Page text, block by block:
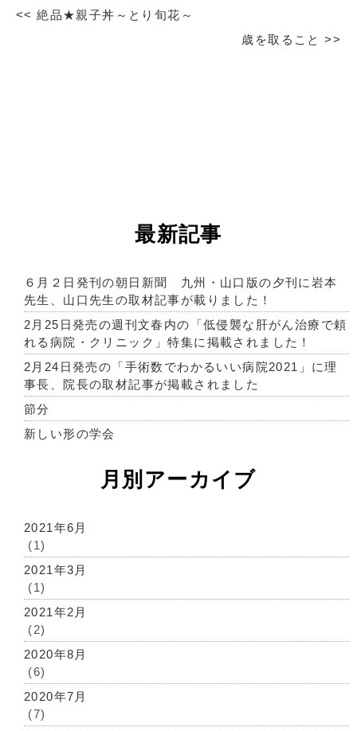
<< 絶品★親子丼～とり旬花～
歳を取ること>>
最新記事
６月２日発刊の朝日新聞 九州・山口版の夕刊に岩本
先生、山口先生の取材記事が載りました！
2月25日発売の週刊文春内の「低侵襲な肝がん治療で頼
れる病院・クリニック」特集に掲載されました！
2月24日発売の「手術数でわかるいい病院2021」に理
事長、院長の取材記事が掲載されました
節分
新しい形の学会
月別アーカイブ
2021年6月
(1)
2021年3月
(1)
2021年2月
(2)
2020年8月
(6)
2020年7月
(7)